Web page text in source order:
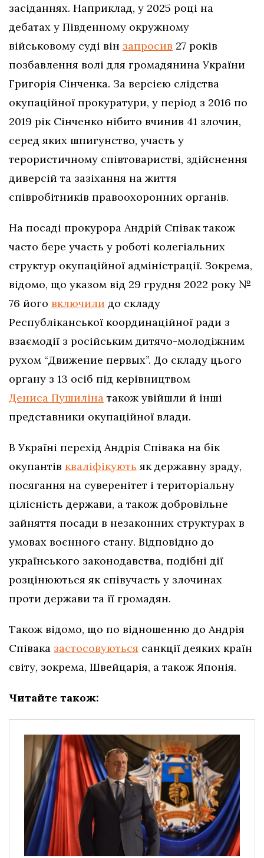
засіданнях. Наприклад, у 2025 році на
дебатах у Південному окружному
військовому суді він запросив 27 років
позбавлення волі для громадянина України
Григорія Сінченка. За версією слідства
окупаційної прокуратури, у період з 2016 по
2019 рік Сінченко нібито вчинив 41 злочин,
серед яких шпигунство, участь у
терористичному співтоваристві, здійснення
диверсій та зазіхання на життя
співробітників правоохоронних органів.
На посаді прокурора Андрій Співак також
часто бере участь у роботі колегіальних
структур окупаційної адміністрації. Зокрема,
відомо, що указом від 29 грудня 2022 року №
76 його включили до складу
Республіканської координаційної ради з
взаємодії з російським дитячо-молодіжним
рухом “Движение первых”. До складу цього
органу з 13 осіб під керівництвом
Дениса Пушиліна також увійшли й інші
представники окупаційної влади.
В Україні перехід Андрія Співака на бік
окупантів кваліфікують як державну зраду,
посягання на суверенітет і територіальну
цілісність держави, а також добровільне
зайняття посади в незаконних структурах в
умовах воєнного стану. Відповідно до
українського законодавства, подібні дії
розцінюються як співучасть у злочинах
проти держави та її громадян.
Також відомо, що по відношенню до Андрія
Співака застосовуються санкції деяких країн
світу, зокрема, Швейцарія, а також Японія.
Читайте також: